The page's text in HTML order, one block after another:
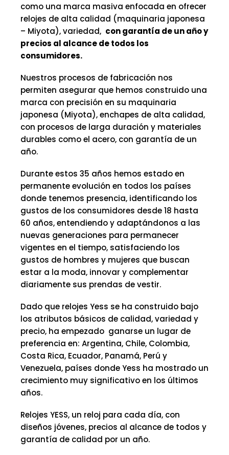
como una marca masiva enfocada en ofrecer
relojes de alta calidad (maquinaria japonesa
– Miyota), variedad, con garantía de un año y
precios al alcance de todos los
consumidores.
Nuestros procesos de fabricación nos
permiten asegurar que hemos construido una
marca con precisión en su maquinaria
japonesa (Miyota), enchapes de alta calidad,
con procesos de larga duración y materiales
durables como el acero, con garantía de un
año.
Durante estos 35 años hemos estado en
permanente evolución en todos los países
donde tenemos presencia, identificando los
gustos de los consumidores desde 18 hasta
60 años, entendiendo y adaptándonos a las
nuevas generaciones para permanecer
vigentes en el tiempo, satisfaciendo los
gustos de hombres y mujeres que buscan
estar a la moda, innovar y complementar
diariamente sus prendas de vestir.
Dado que relojes Yess se ha construido bajo
los atributos básicos de calidad, variedad y
precio, ha empezado ganarse un lugar de
preferencia en: Argentina, Chile, Colombia,
Costa Rica, Ecuador, Panamá, Perú y
Venezuela, países donde Yess ha mostrado un
crecimiento muy significativo en los últimos
años.
Relojes YESS, un reloj para cada día, con
diseños jóvenes, precios al alcance de todos y
garantía de calidad por un año.